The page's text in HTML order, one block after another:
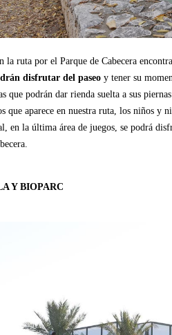
la ruta por el Parque de Cabecera
disfrutar del paseo y tener su
que podrán dar rienda suelta a sus
que aparece en nuestra ruta, los niños y
en la última área de juegos, se podrá
Y BIOPARC